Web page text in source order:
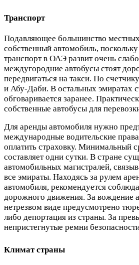
Транспорт
Подавляющее большинство
собственный автомобиль,
транспорт в ОАЭ развит очень
междугородние автобусы стоят
передвигаться на такси. По
и Абу-Даби. В остальных эмиратах
обговаривается заранее.
собственные автобусы для
Для аренды автомобиля нужно
международные водительские
оплатить страховку. Минимальный
составляет одни сутки. В стране
автомобильных магистралей,
все эмираты. Находясь за рулем
автомобиля, рекомендуется
дорожного движения. За вождение
нетрезвом виде предусмотрено
либо депортация из страны. За
непристегнутые ремни
Климат страны